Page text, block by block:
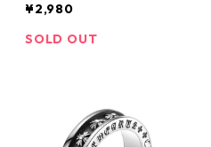
ルステンレス 316L ステン
レスリング マイアミキュ
HIPHOP ストリート
¥2,980
SOLD OUT